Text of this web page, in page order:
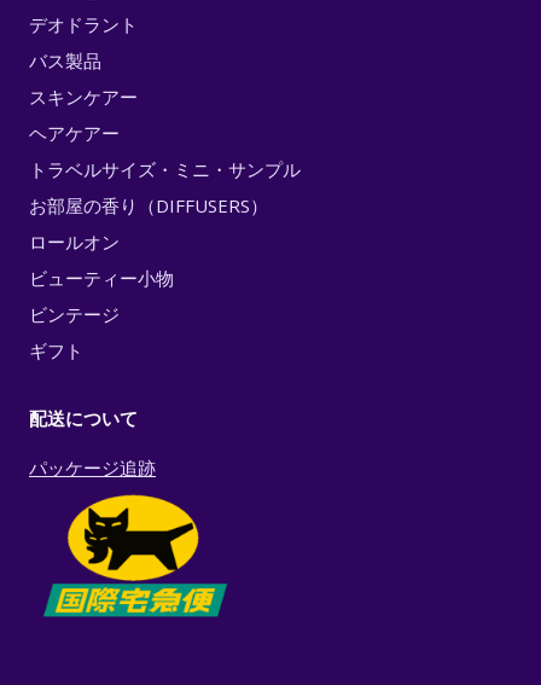
デオドラント
バス製品
スキンケアー
ヘアケアー
トラベルサイズ・ミニ・サンプル
お部屋の香り（DIFFUSERS）
ロールオン
ビューティー小物
ビンテージ
ギフト
配送について
パッケージ追跡